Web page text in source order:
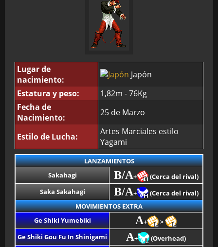
Lugar de
nacimiento:
Japón
Estatura y peso:
1,82m - 76Kg
Fecha de
Nacimiento:
25 de Marzo
Estilo de Lucha:
Artes Marciales estilo
Yagami
LANZAMIENTOS
Sakahagi
B/A+
(Cerca del rival)
Saka Sakahagi
B/A+
(Cerca del rival)
MOVIMIENTOS EXTRA
Ge Shiki Yumebiki
A+
>
Ge Shiki Gou Fu In Shinigami
A+
(Overhead)